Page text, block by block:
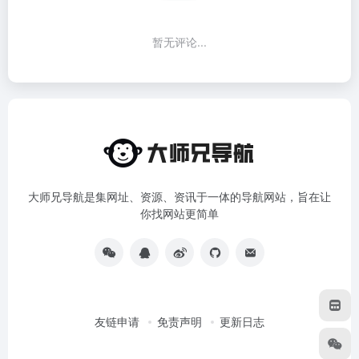
暂无评论...
大师兄导航是集网址、资源、资讯于一体的导航网站，旨在让
你找网站更简单
友链申请 免责声明 更新日志